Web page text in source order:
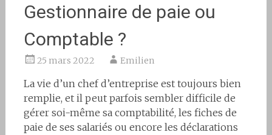
Gestionnaire de paie ou
Comptable ?
25 mars 2022 Emilien
La vie d’un chef d’entreprise est toujours bien
remplie, et il peut parfois sembler difficile de
gérer soi-même sa comptabilité, les fiches de
paie de ses salariés ou encore les déclarations